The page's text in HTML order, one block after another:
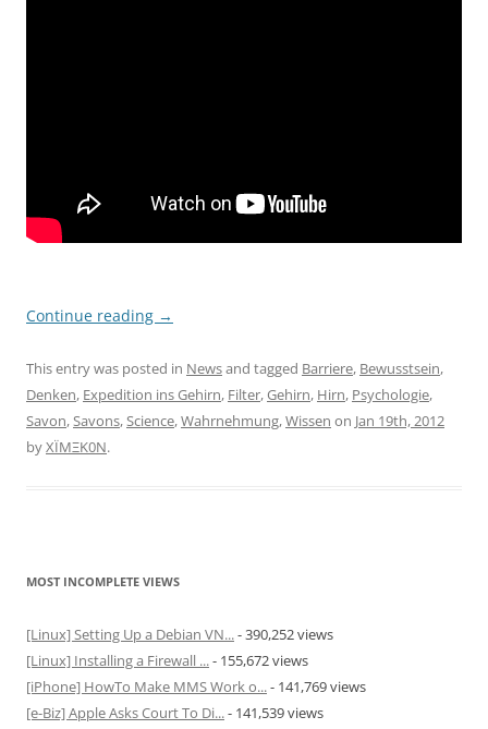
Continue reading →
This entry was posted in Newsand tagged Barriere, Bewusstsein,
Denken, Expedition ins Gehirn, Filter,Gehirn, Hirn, Psychologie,
Savon,Savons,Science,Wahrnehmung,Wissen on Jan 19th, 2012
byXÏMΞK0N.
MOST INCOMPLETE VIEWS
[Linux] Setting Up a Debian VN...- 390,252 views
[Linux] Installing a Firewall ...- 155,672 views
[iPhone] HowTo Make MMS Work o...- 141,769 views
[e-Biz] Apple Asks Court To Di...- 141,539 views